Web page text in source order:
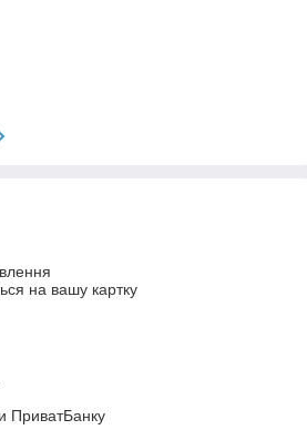
на вашу картку
ПриватБанку